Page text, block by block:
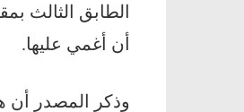
الطابق الثالث
أن أغمي عليها.
وذكر المصدر أن